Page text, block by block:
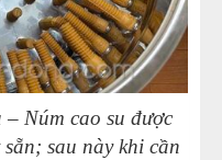
– Núm cao su được
sau này khi cần